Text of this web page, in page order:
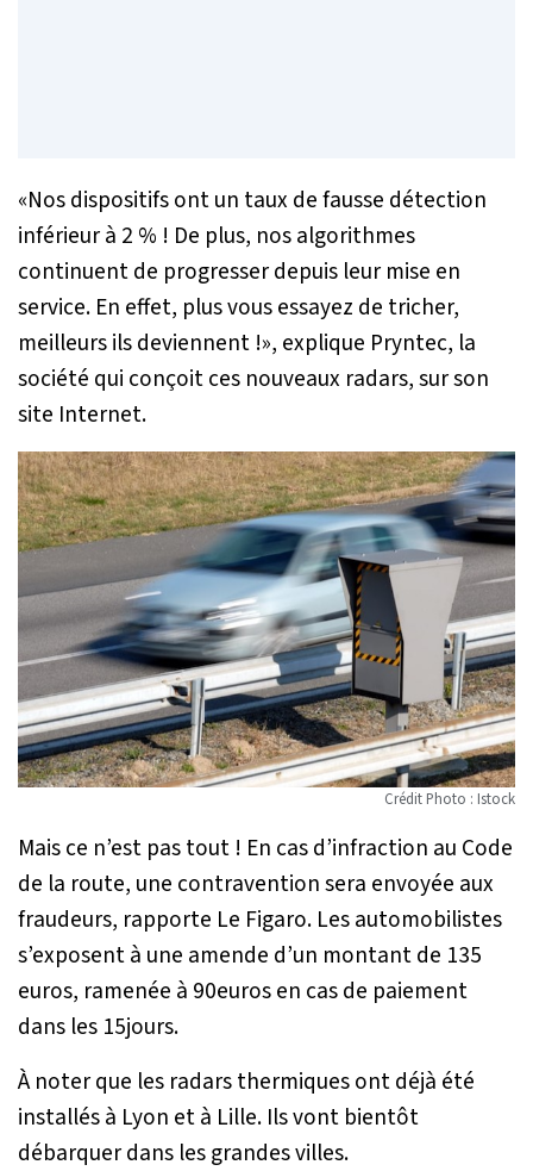
«Nos dispositifs ont un taux de fausse détection
inférieur à 2 % ! De plus, nos algorithmes
continuent de progresser depuis leur mise en
service. En effet, plus vous essayez de tricher,
meilleurs ils deviennent !», explique Pryntec, la
société qui conçoit ces nouveaux radars, sur son
site Internet.
Crédit Photo : Istock
Mais ce n’est pas tout ! En cas d’infraction au Code
de la route, une contravention sera envoyée aux
fraudeurs, rapporte Le Figaro. Les automobilistes
s’exposent à une amende d’un montant de 135
euros, ramenée à 90euros en cas de paiement
dans les 15jours.
À noter que les radars thermiques ont déjà été
installés à Lyon et à Lille. Ils vont bientôt
débarquer dans les grandes villes.